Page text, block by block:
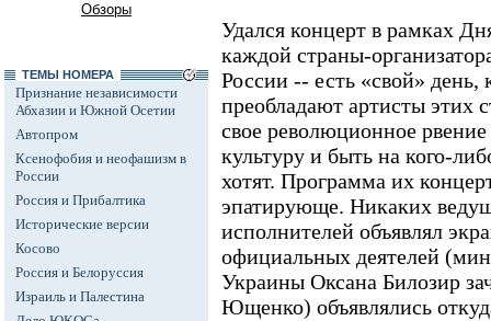
Обзоры
ТЕМЫ НОМЕРА
Признание независимости
Абхазии и Южной Осетии
Автопром
Ксенофобия и неофашизм в
России
Россия и Прибалтика
Исторические версии
Косово
Россия и Белоруссия
Израиль и Палестина
Удался концерт в рамках
каждой страны-
России -- есть «свой» день,
преобладают артисты этих
свое революционное
культуру и быть на кого-
хотят. Программа их
эпатирующе. Никаких
исполнителей объявлял
официальных деятелей
Украины Оксана Билозир
Ющенко) объявлялись